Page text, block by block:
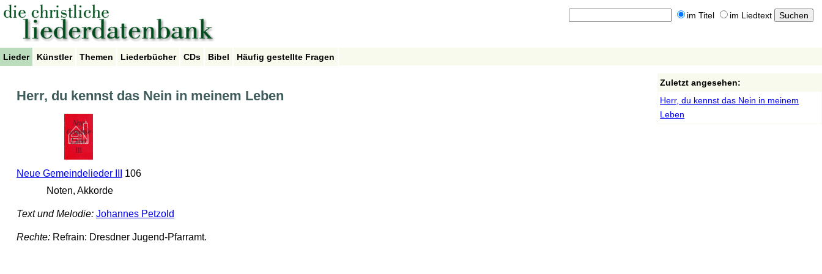
im Titel im Liedtext
Lieder Künstler Themen Liederbücher CDs Bibel Häufig gestellte Fragen
Herr, du kennst das Nein in meinem Leben
Neue Gemeindelieder III
106
Noten, Akkorde
Text und Melodie: Johannes Petzold
Rechte:Refrain: Dresdner Jugend-Pfarramt.
Zuletzt angesehen:
Herr, du kennst das Nein in meinem
Leben